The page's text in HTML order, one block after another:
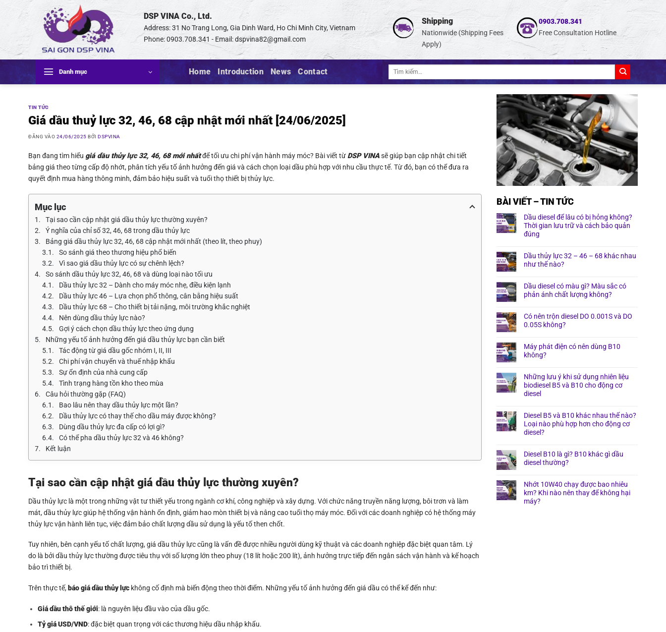
DSP VINA Co., Ltd.
Address: 31 No Trang Long, Gia Dinh Ward, Ho Chi Minh City, Vietnam
Phone: 0903.708.341 - Email:dspvina82@gmail.com
Shipping
Nationwide (Shipping Fees
Apply)
0903.708.341
Free Consultation Hotline
Danh mục Home Introduction News Contact
Tìm
TIN TỨC
Giá dầu thuỷ lực 32, 46, 68 cập nhật mới nhất [24/06/2025]
ĐĂNG VÀO 24/06/2025 BỞIDSPVINA
Bạn đang tìm hiểu giá dầu thủy lực 32, 46, 68 mới nhấtđể tối ưu chi phí vận hành máy móc? Bài viết từ DSP VINAsẽ giúp bạn cập nhật chi tiết
bảng giá theo từng cấp độ nhớt, phân tích yếu tố ảnh hưởng đến giá và cách chọn loại dầu phù hợp với nhu cầu thực tế. Từ đó, bạn có thể đưa ra
quyết định mua hàng thông minh, đảm bảo hiệu suất và tuổi thọ thiết bị thủy lực.
Mục lục
Tại sao cần cập nhật giá dầu thủy lực thường xuyên?
Ý nghĩa của chỉ số 32, 46, 68 trong dầu thủy lực
Bảng giá dầu thủy lực 32, 46, 68 cập nhật mới nhất (theo lít, theo phuy)
So sánh giá theo thương hiệu phổ biến
Vì sao giá dầu thủy lực có sự chênh lệch?
So sánh dầu thủy lực 32, 46, 68 và dùng loại nào tối ưu
Dầu thủy lực 32 – Dành cho máy móc nhẹ, điều kiện lạnh
Dầu thủy lực 46 – Lựa chọn phổ thông, cân bằng hiệu suất
Dầu thủy lực 68 – Cho thiết bị tải nặng, môi trường khắc nghiệt
Nên dùng dầu thủy lực nào?
Gợi ý cách chọn dầu thủy lực theo ứng dụng
Những yếu tố ảnh hưởng đến giá dầu thủy lực bạn cần biết
Tác động từ giá dầu gốc nhóm I, II, III
Chi phí vận chuyển và thuế nhập khẩu
Sự ổn định của nhà cung cấp
Tình trạng hàng tồn kho theo mùa
Câu hỏi thường gặp (FAQ)
Bao lâu nên thay dầu thủy lực một lần?
Dầu thủy lực có thay thế cho dầu máy được không?
Dùng dầu thủy lực đa cấp có lợi gì?
Có thể pha dầu thủy lực 32 và 46 không?
Kết luận
Tại sao cần cập nhật giá dầu thủy lực thường xuyên?
Dầu thủy lực là một trong những vật tư thiết yếu trong ngành cơ khí, công nghiệp và xây dựng. Với chức năng truyền năng lượng, bôi trơn và làm
mát, dầu thủy lực giúp hệ thống vận hành ổn định, giảm hao mòn thiết bị và nâng cao tuổi thọ máy móc. Đối với các doanh nghiệp có hệ thống máy
thủy lực vận hành liên tục, việc đảm bảo chất lượng dầu sử dụng là yếu tố then chốt.
Tuy nhiên, bên cạnh yếu tố chất lượng, giá dầu thủy lực cũng là vấn đề được nhiều người dùng kỹ thuật và các doanh nghiệp đặc biệt quan tâm. Lý
do là bởi dầu thủy lực thường được tiêu thụ với số lượng lớn theo phuy (18 lít hoặc 200 lít), ảnh hưởng trực tiếp đến ngân sách vận hành và kế hoạch
bảo trì thiết bị.
Trên thực tế, báo giá dầu thủy lực không cố định mà biến động theo thời điểm. Những yếu tố ảnh hưởng đến giá dầu có thể kể đến như:
Giá dầu thô thế giới: là nguyên liệu đầu vào của dầu gốc.
Tỷ giá USD/VND: đặc biệt quan trọng với các thương hiệu dầu nhập khẩu.
BÀI VIẾT – TIN TỨC
Dầu diesel để lâu có bị hỏng không?
Thời gian lưu trữ và cách bảo quản
đúng
Dầu thủy lực 32 – 46 – 68 khác nhau
như thế nào?
Dầu diesel có màu gì? Màu sắc có
phản ánh chất lượng không?
Có nên trộn diesel DO 0.001S và DO
0.05S không?
Máy phát điện có nên dùng B10
không?
Những lưu ý khi sử dụng nhiên liệu
biodiesel B5 và B10 cho động cơ
diesel
Diesel B5 và B10 khác nhau thế nào?
Loại nào phù hợp hơn cho động cơ
diesel?
Diesel B10 là gì? B10 khác gì dầu
diesel thường?
Nhớt 10W40 chạy được bao nhiêu
km? Khi nào nên thay để không hại
máy?